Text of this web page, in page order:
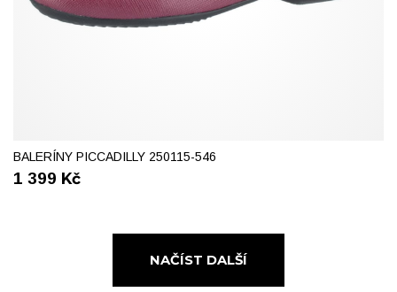
BALERÍNY PICCADILLY 250115-546
1 399 Kč
NAČÍST DALŠÍ